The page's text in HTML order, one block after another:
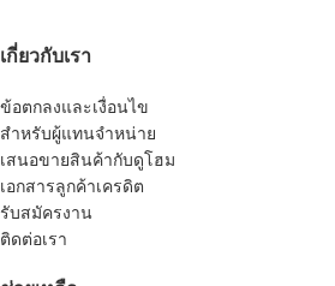
เกี่ยวกับเรา
ข้อตกลงและเงื่อนไข
สำหรับผู้แทนจำหน่าย
เสนอขายสินค้ากับดูโฮม
เอกสารลูกค้าเครดิต
รับสมัครงาน
ติดต่อเรา